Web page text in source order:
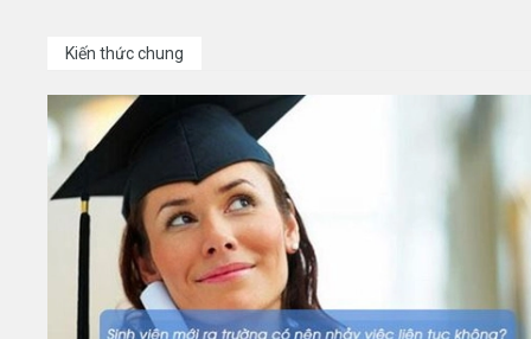
Kiến thức chung